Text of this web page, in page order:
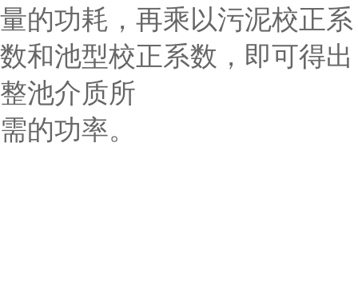
量的功耗，再乘以污泥校正系
数和池型校正系数，即可得出
整池介质所
需的功率。